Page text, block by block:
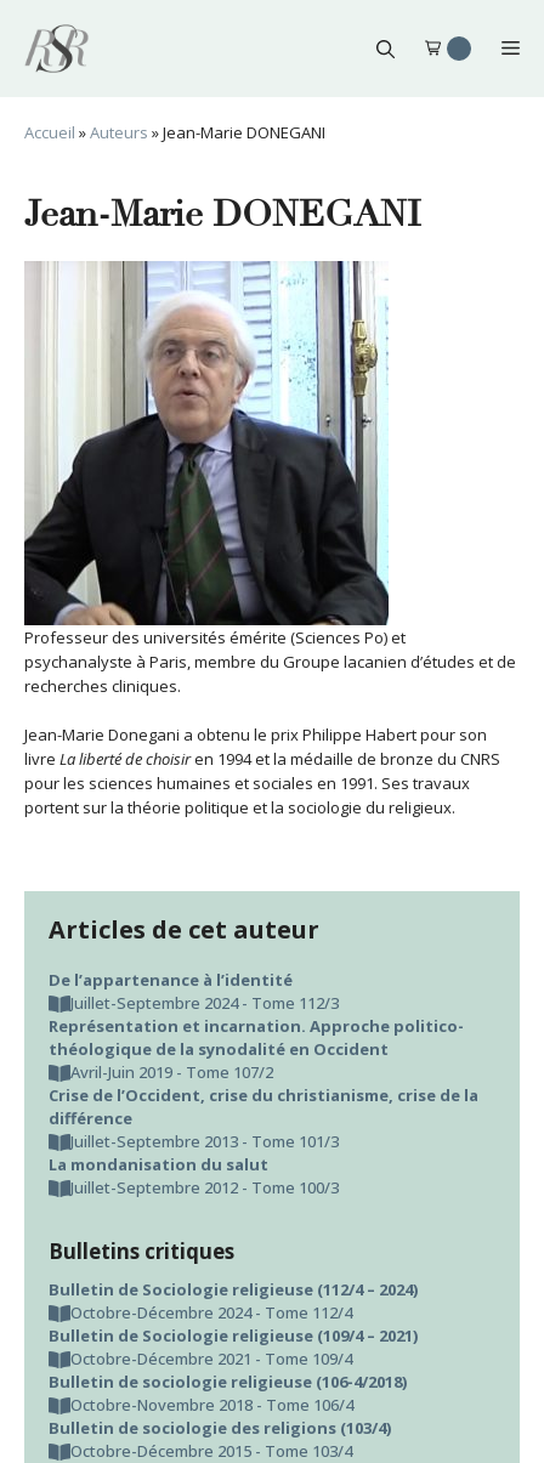
contenu
Accueil »Auteurs »Jean-Marie DONEGANI
Jean-Marie DONEGANI
Professeur des universités émérite (Sciences Po) et
psychanalyste à Paris, membre du Groupe lacanien d’études et de
recherches cliniques.
Jean-Marie Donegani a obtenu le prix Philippe Habert pour son
livre La liberté de choisiren 1994 et la médaille de bronze du CNRS
pour les sciences humaines et sociales en 1991. Ses travaux
portent sur la théorie politique et la sociologie du religieux.
Articles de cet auteur
De l’appartenance à l’identité
Juillet-Septembre 2024 - Tome 112/3
Représentation et incarnation. Approche politico-
théologique de la synodalité en Occident
Avril-Juin 2019 - Tome 107/2
Crise de l’Occident, crise du christianisme, crise de la
différence
Juillet-Septembre 2013 - Tome 101/3
La mondanisation du salut
Juillet-Septembre 2012 - Tome 100/3
Bulletins critiques
Bulletin de Sociologie religieuse (112/4 – 2024)
Octobre-Décembre 2024 - Tome 112/4
Bulletin de Sociologie religieuse (109/4 – 2021)
Octobre-Décembre 2021 - Tome 109/4
Bulletin de sociologie religieuse (106-4/2018)
Octobre-Novembre 2018 - Tome 106/4
Bulletin de sociologie des religions (103/4)
Octobre-Décembre 2015 - Tome 103/4